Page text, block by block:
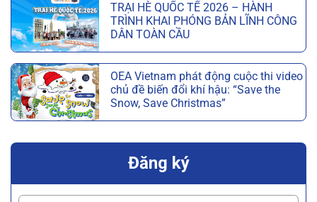
TRẠI HÈ QUỐC TẾ 2026 – HÀNH
TRÌNH KHAI PHÓNG BẢN LĨNH CÔNG
DÂN TOÀN CẦU
OEA Vietnam phát động cuộc thi video
chủ đề biến đổi khí hậu: “Save the
Snow, Save Christmas”
Đăng ký